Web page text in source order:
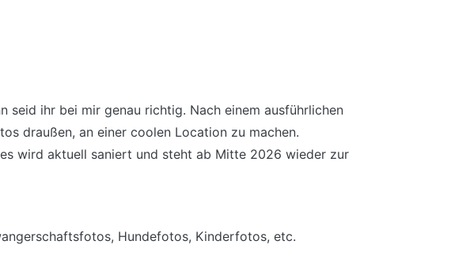
seid ihr bei mir genau richtig. Nach einem ausführlichen
draußen, an einer coolen Location zu machen.
wird aktuell saniert und steht ab Mitte 2026 wieder zur
Hundefotos, Kinderfotos, etc.